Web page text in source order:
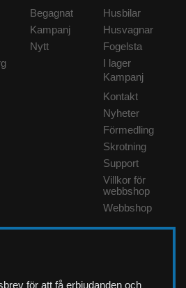
Begagnat
Kampanj
Nytt
Husbilar
Husvagnar
Fogelsta
I lager
Kampanj
Kontakt
Nyheter
Förmedling
Skrotning
Support
Villkor för
webbshop
Webbshop
för att få erbjudanden och